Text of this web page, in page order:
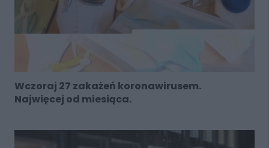
Wczoraj 27 zakażeń koronawirusem.
Najwięcej od miesiąca.